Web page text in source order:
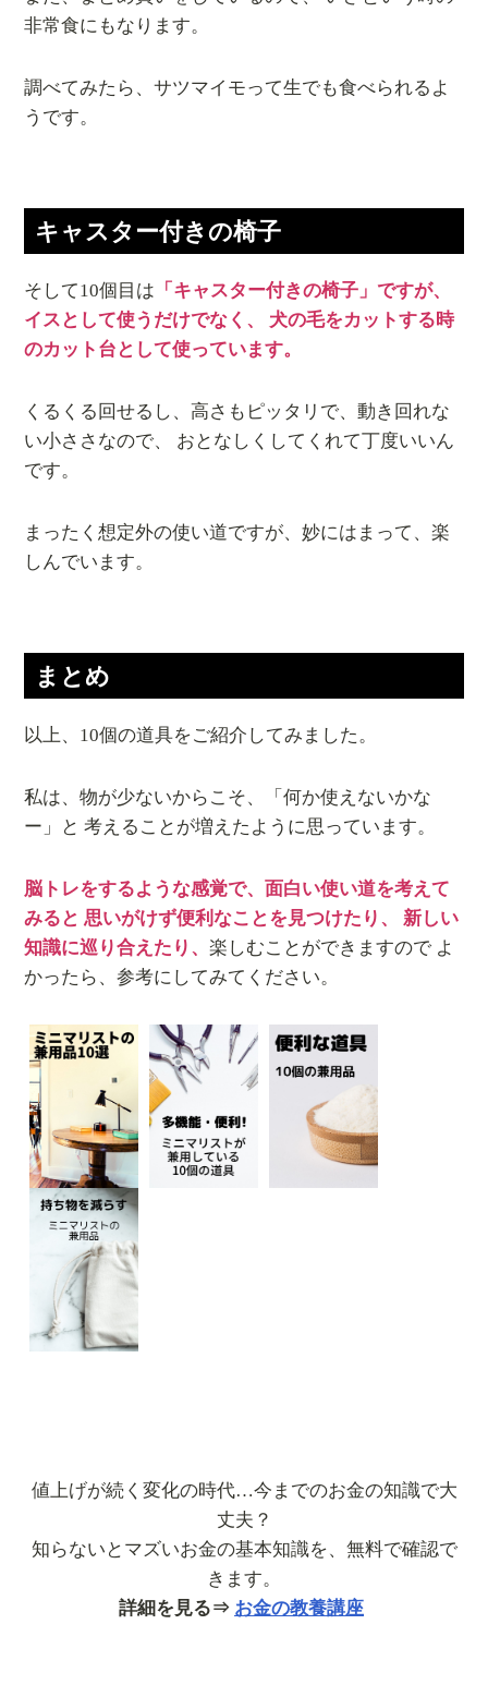
非常食にもなります。
調べてみたら、サツマイモって生でも食べられるよ
うです。
キャスター付きの椅子
そして10個目は 「キャスター付きの椅子」ですが、
イスとして使うだけでなく、 犬の毛をカットする時
のカット台として使っています。
くるくる回せるし、高さもピッタリで、動き回れな
い小ささなので、 おとなしくしてくれて丁度いいん
です。
まったく想定外の使い道ですが、妙にはまって、楽
しんでいます。
まとめ
以上、10個の道具をご紹介してみました。
私は、物が少ないからこそ、「何か使えないかな
ー」と 考えることが増えたように思っています。
脳トレをするような感覚で、面白い使い道を考えて
みると 思いがけず便利なことを見つけたり、 新しい
知識に巡り合えたり、楽しむことができますので よ
かったら、参考にしてみてください。
値上げが続く変化の時代…今までのお金の知識で大
丈夫？
知らないとマズいお金の基本知識を、無料で確認で
きます。
詳細を見る⇒ お金の教養講座